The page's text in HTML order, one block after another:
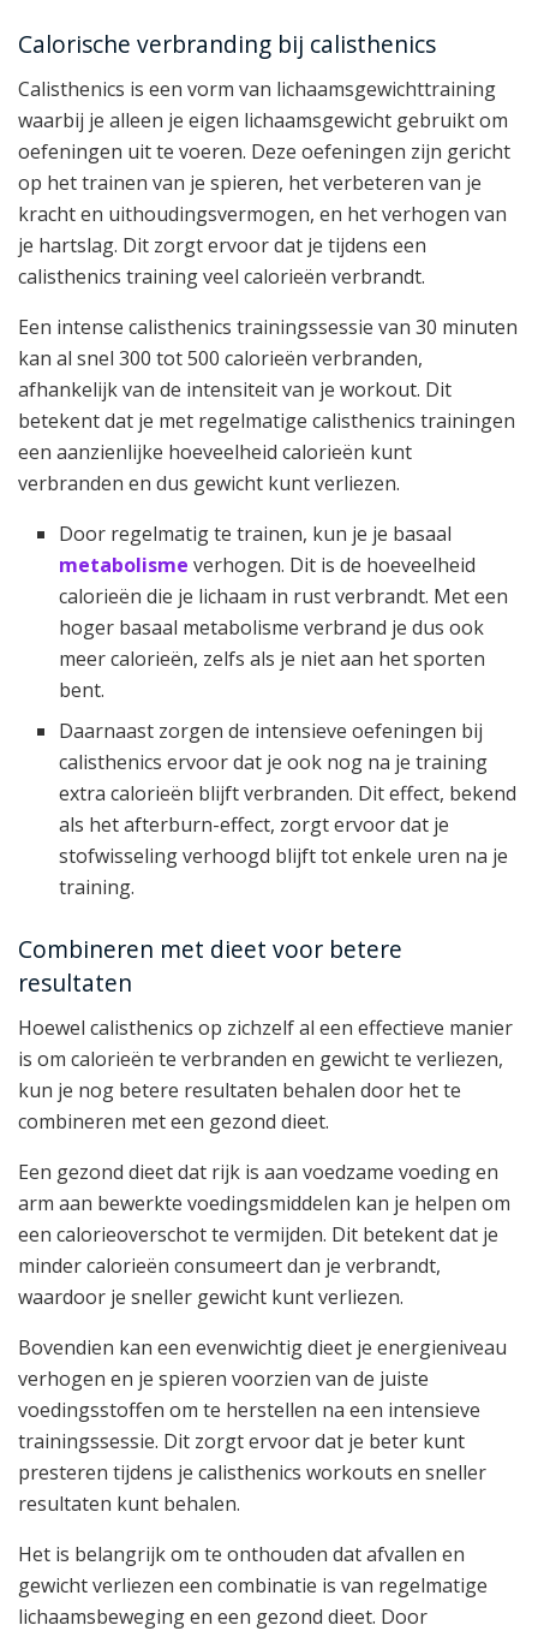
Calorische verbranding bij calisthenics
Calisthenics is een vorm van lichaamsgewichttraining
waarbij je alleen je eigen lichaamsgewicht gebruikt om
oefeningen uit te voeren. Deze oefeningen zijn gericht
op het trainen van je spieren, het verbeteren van je
kracht en uithoudingsvermogen, en het verhogen van
je hartslag. Dit zorgt ervoor dat je tijdens een
calisthenics training veel calorieën verbrandt.
Een intense calisthenics trainingssessie van 30 minuten
kan al snel 300 tot 500 calorieën verbranden,
afhankelijk van de intensiteit van je workout. Dit
betekent dat je met regelmatige calisthenics trainingen
een aanzienlijke hoeveelheid calorieën kunt
verbranden en dus gewicht kunt verliezen.
Door regelmatig te trainen, kun je je basaal
metabolisme verhogen. Dit is de hoeveelheid
calorieën die je lichaam in rust verbrandt. Met een
hoger basaal metabolisme verbrand je dus ook
meer calorieën, zelfs als je niet aan het sporten
bent.
Daarnaast zorgen de intensieve oefeningen bij
calisthenics ervoor dat je ook nog na je training
extra calorieën blijft verbranden. Dit effect, bekend
als het afterburn-effect, zorgt ervoor dat je
stofwisseling verhoogd blijft tot enkele uren na je
training.
Combineren met dieet voor betere
resultaten
Hoewel calisthenics op zichzelf al een effectieve manier
is om calorieën te verbranden en gewicht te verliezen,
kun je nog betere resultaten behalen door het te
combineren met een gezond dieet.
Een gezond dieet dat rijk is aan voedzame voeding en
arm aan bewerkte voedingsmiddelen kan je helpen om
een calorieoverschot te vermijden. Dit betekent dat je
minder calorieën consumeert dan je verbrandt,
waardoor je sneller gewicht kunt verliezen.
Bovendien kan een evenwichtig dieet je energieniveau
verhogen en je spieren voorzien van de juiste
voedingsstoffen om te herstellen na een intensieve
trainingssessie. Dit zorgt ervoor dat je beter kunt
presteren tijdens je calisthenics workouts en sneller
resultaten kunt behalen.
Het is belangrijk om te onthouden dat afvallen en
gewicht verliezen een combinatie is van regelmatige
lichaamsbeweging en een gezond dieet. Door